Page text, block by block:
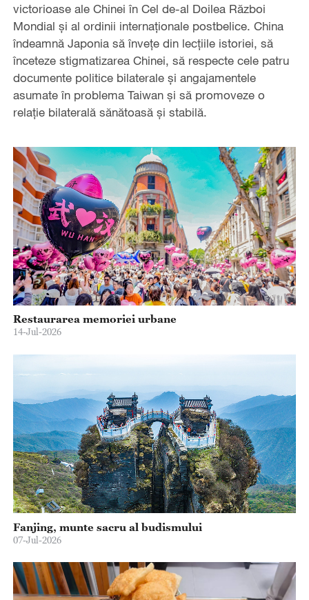
victorioase ale Chinei în Cel de-al Doilea Război
Mondial și al ordinii internaționale postbelice. China
îndeamnă Japonia să învețe din lecțiile istoriei, să
înceteze stigmatizarea Chinei, să respecte cele patru
documente politice bilaterale și angajamentele
asumate în problema Taiwan și să promoveze o
relație bilaterală sănătoasă și stabilă.
Restaurarea memoriei urbane
14-Jul-2026
Fanjing, munte sacru al budismului
07-Jul-2026